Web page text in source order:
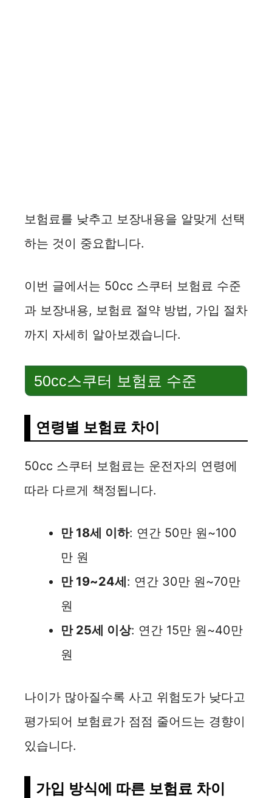
보험료를 낮추고 보장내용을 알맞게 선택
하는 것이 중요합니다.
이번 글에서는 50cc 스쿠터 보험료 수준
과 보장내용, 보험료 절약 방법, 가입 절차
까지 자세히 알아보겠습니다.
50cc스쿠터 보험료 수준
연령별 보험료 차이
50cc 스쿠터 보험료는 운전자의 연령에
따라 다르게 책정됩니다.
만 18세 이하: 연간 50만 원~100
만 원
만 19~24세: 연간 30만 원~70만
원
만 25세 이상: 연간 15만 원~40만
원
나이가 많아질수록 사고 위험도가 낮다고
평가되어 보험료가 점점 줄어드는 경향이
있습니다.
가입 방식에 따른 보험료 차이